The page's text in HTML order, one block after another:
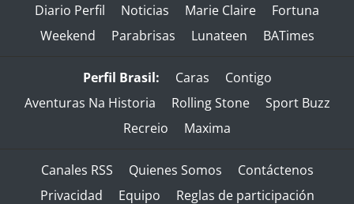
Diario Perfil Noticias Marie Claire
Fortuna
Weekend
Parabrisas Lunateen BATimes
Perfil Brasil: Caras
Contigo
Aventuras Na Historia
Rolling Stone
Sport Buzz
Recreio
Maxima
Canales RSS Quienes Somos
Contáctenos
Privacidad
Equipo Reglas de participación